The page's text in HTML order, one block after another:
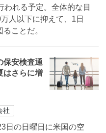
れる予定。全体的な目
人以下に抑えて、1日
ことだ。
保安検査通
はさらに増
社
日の日曜日に米国の空